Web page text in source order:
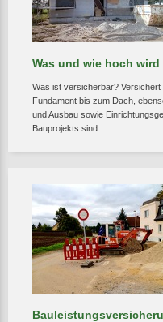
Was und wie hoch
Was ist versicherbar?
Fundament bis zum Dach,
und Ausbau sowie
Bauprojekts sind.